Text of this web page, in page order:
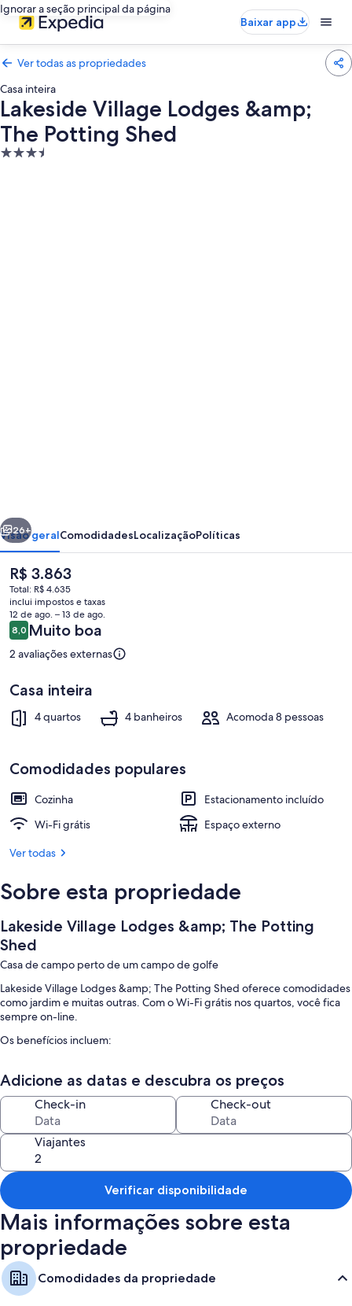
Ignorar a seção principal da página
Baixar app
Ver todas as propriedades
Casa inteira
Lakeside Village Lodges &amp;
The Potting Shed
Propriedade
The
Potting
Shed
Próximo
26+
Visão geralComodidadesLocalizaçãoPolíticas
O
preço
atual
é
R$ 3.863
R$ 3.863
Total: R$ 4.635
inclui impostos e taxas
12 de ago. – 13 de ago.
Avaliações
8,08,0 de 10
Muito boa
2 avaliações externas
Casa inteira
4 quartos 4 banheiros Acomoda 8 pessoas
Comodidades populares
Cozinha
Estacionamento incluído
Wi-Fi grátis
Espaço externo
Ver todas
Sobre esta propriedade
Lakeside Village Lodges &amp; The Potting
Shed
Casa de campo perto de um campo de golfe
Lakeside Village Lodges &amp; The Potting Shed oferece comodidades
como jardim e muitas outras. Com o Wi-Fi grátis nos quartos, você fica
sempre on-line.
Os benefícios incluem:
Áreas para não fumantes
Características do quarto
Todos os quartos são individualmente mobiliados e têm comodidades
como Wi-Fi grátis.
Outras comodidades incluem:
Guarda-roupa ou closet, cozinhas e geladeiras
Adicione as datas e descubra os preços
Check-in Check-out
Viajantes
Verificar disponibilidade
Mais informações sobre esta
propriedade
Comodidades da propriedade